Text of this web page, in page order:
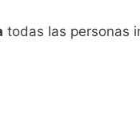
todas las personas